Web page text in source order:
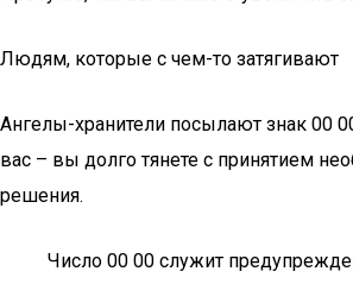
Людям, которые с чем-то затягивают
Ангелы-хранители посылают знак 00
вас – вы долго тянете с принятием
решения.
Число 00 00 служит